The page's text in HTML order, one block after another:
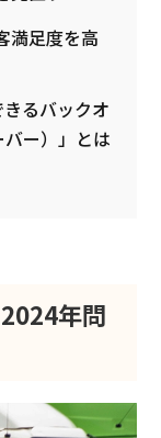
満足度を高
るバックオ
ー）」とは
年問